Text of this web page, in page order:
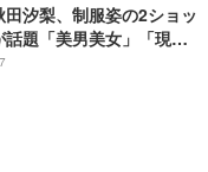
汐梨、制服姿の2ショッ
話題「美男美女」「現在
凄い」【幸せになりた